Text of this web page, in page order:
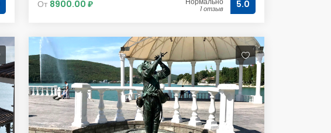
От 8900.00 ₽ 1 отзыв 5.0